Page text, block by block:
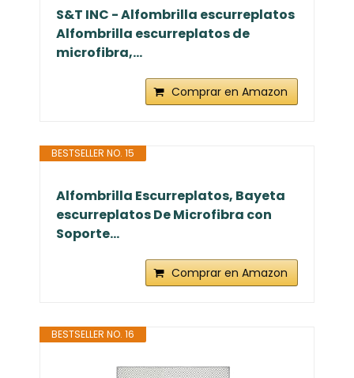
S&T INC - Alfombrilla escurreplatos
Alfombrilla escurreplatos de
microfibra,...
Comprar en Amazon
BESTSELLER NO. 15
Alfombrilla Escurreplatos, Bayeta
escurreplatos De Microfibra con
Soporte...
Comprar en Amazon
BESTSELLER NO. 16